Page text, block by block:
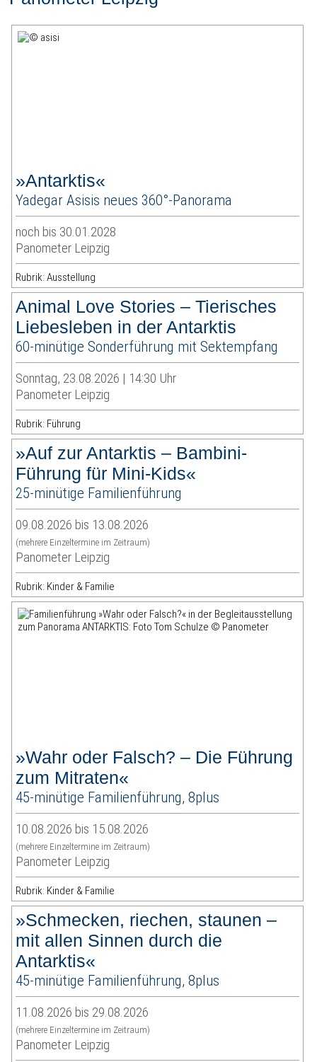
»Antarktis«
Yadegar Asisis neues 360°-Panorama
noch bis 30.01.2028
Panometer Leipzig
Rubrik: Ausstellung
Animal Love Stories – Tierisches
Liebesleben in der Antarktis
60-minütige Sonderführung mit Sektempfang
Sonntag, 23.08.2026 | 14:30 Uhr
Panometer Leipzig
Rubrik: Führung
»Auf zur Antarktis – Bambini-
Führung für Mini-Kids«
25-minütige Familienführung
09.08.2026 bis 13.08.2026
(mehrere Einzeltermine im Zeitraum)
Panometer Leipzig
Rubrik: Kinder & Familie
»Wahr oder Falsch? – Die Führung
zum Mitraten«
45-minütige Familienführung, 8plus
10.08.2026 bis 15.08.2026
(mehrere Einzeltermine im Zeitraum)
Panometer Leipzig
Rubrik: Kinder & Familie
»Schmecken, riechen, staunen –
mit allen Sinnen durch die
Antarktis«
45-minütige Familienführung, 8plus
11.08.2026 bis 29.08.2026
(mehrere Einzeltermine im Zeitraum)
Panometer Leipzig